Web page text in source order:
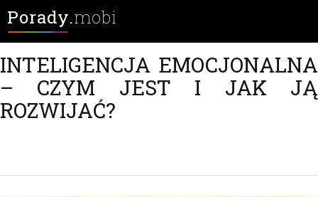
Porady.mobi
INTELIGENCJA EMOCJONALNA
– CZYM JEST I JAK JĄ
ROZWIJAĆ?